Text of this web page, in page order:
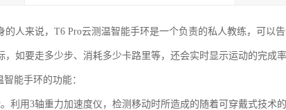
的人来说，T6 Pro云测温智能手环是一个负责的私人教练，可以
，如要走多少步、消耗多少卡路里等，还会实时显示运动的完成
能手环的功能：
利用3轴重力加速度仪，检测移动时所造成的随着可穿戴式技术